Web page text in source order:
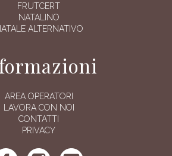
FRUTCERT
NATALINO
ALTERNATIVO
AREA OPERATORI
LAVORA CON NOI
CONTATTI
PRIVACY